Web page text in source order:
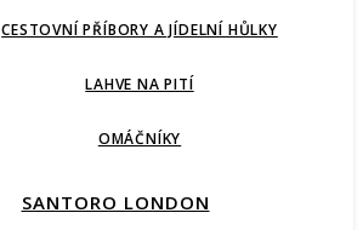
CESTOVNÍ PŘÍBORY A JÍDELNÍ HŮLKY
LAHVE NA PITÍ
OMÁČNÍKY
SANTORO LONDON